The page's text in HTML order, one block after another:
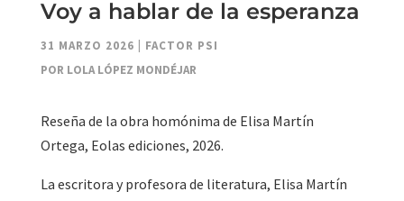
Voy a hablar de la esperanza
31 MARZO 2026
FACTOR PSI
POR LOLA LÓPEZ MONDÉJAR
Reseña de la obra homónima de Elisa Martín
Ortega, Eolas ediciones, 2026.
La escritora y profesora de literatura, Elisa Martín